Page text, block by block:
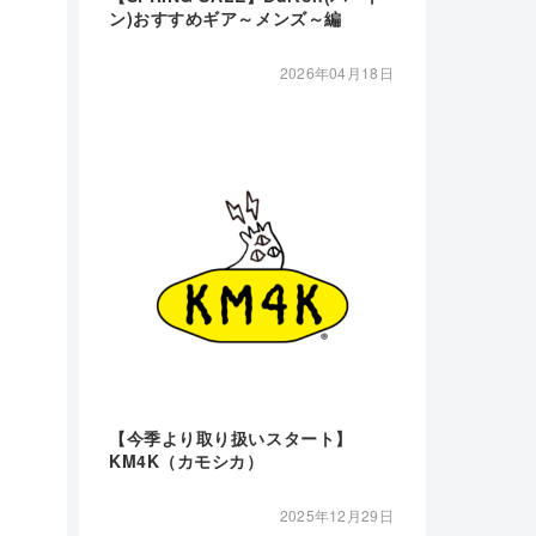
ン)おすすめギア～メンズ～編
2026年04月18日
【今季より取り扱いスタート】
KM4K（カモシカ）
2025年12月29日